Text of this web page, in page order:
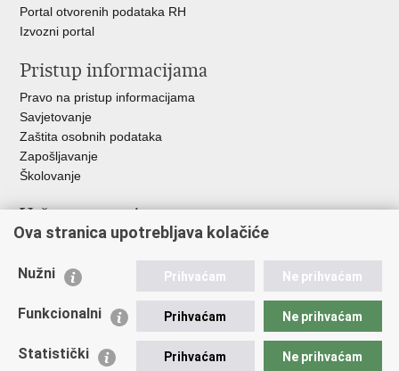
Portal otvorenih podataka RH
Izvozni portal
Pristup informacijama
Pravo na pristup informacijama
Savjetovanje
Zaštita osobnih podataka
Zapošljavanje
Školovanje
Važne poveznice
Ministarstvo unutarnjih poslova
Udruge
Policijska akademija
Zaklada policijske solidarnosti
Ova stranica upotrebljava kolačiće
Nužni Prihvaćam Ne prihvaćam
Funkcionalni Prihvaćam Ne prihvaćam
Statistički Prihvaćam Ne prihvaćam